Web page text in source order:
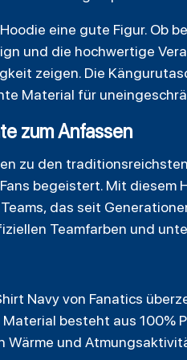
eine gute Figur. Ob
und die hochwertige
zeigen. Die
Material für
zum Anfassen
zu den
begeistert. Mit
das seit
Teamfarben und
Navy von Fanatics
besteht aus 100%
Wärme und